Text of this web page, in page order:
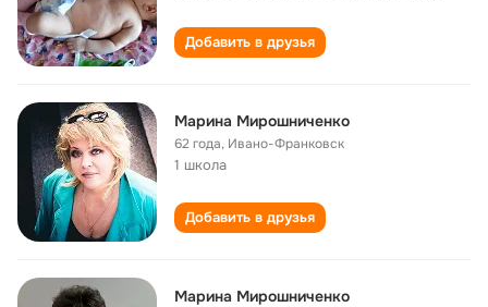
Добавить в друзья
Марина Мирошниченко
62 года, Ивано-Франковск
1 школа
Добавить в друзья
Марина Мирошниченко